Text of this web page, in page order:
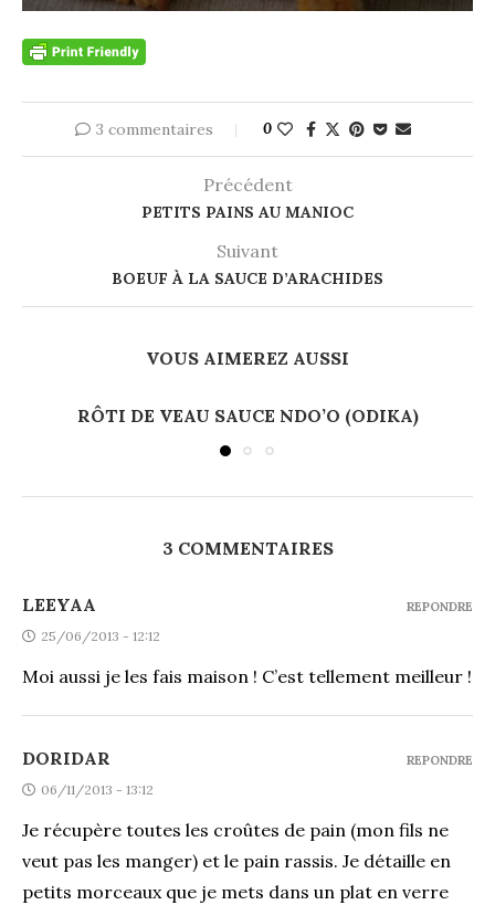
3 commentaires 0
Précédent
PETITS PAINS AU MANIOC
Suivant
BOEUF À LA SAUCE D’ARACHIDES
VOUS AIMEREZ AUSSI
RÔTI DE VEAU SAUCE NDO’O (ODIKA)
3 COMMENTAIRES
LEEYAA
25/06/2013 - 12:12
Moi aussi je les fais maison ! C’est tellement meilleur !
REPONDRE
DORIDAR
06/11/2013 - 13:12
Je récupère toutes les croûtes de pain (mon fils ne
veut pas les manger) et le pain rassis. Je détaille en
petits morceaux que je mets dans un plat en verre
REPONDRE